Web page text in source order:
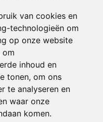
van cookies en
technologieën om
op onze website
om
inhoud en
tonen, om ons
te analyseren en
waar onze
komen.